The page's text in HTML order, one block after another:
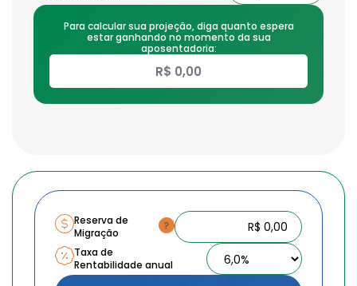
Para calcular sua projeção, diga quanto espera
estar ganhando no momento da sua
aposentadoria:
Reserva de
Migração
Taxa de
Rentabilidade anual